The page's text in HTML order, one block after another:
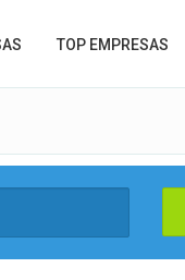
TOP EMPRESAS